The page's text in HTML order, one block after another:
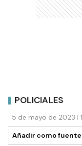
POLICIALES
5 de mayo de 2023 |
Añadir como fuente